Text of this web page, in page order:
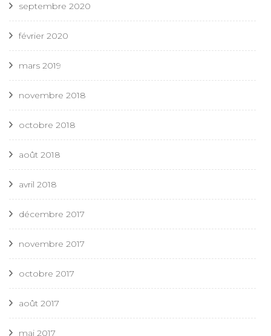
septembre 2020
février 2020
mars 2019
novembre 2018
octobre 2018
août 2018
avril 2018
décembre 2017
novembre 2017
octobre 2017
août 2017
mai 2017